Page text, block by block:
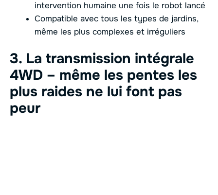
intervention humaine une fois le robot lancé
Compatible avec tous les types de jardins,
même les plus complexes et irréguliers
3. La transmission intégrale
4WD – même les pentes les
plus raides ne lui font pas
peur